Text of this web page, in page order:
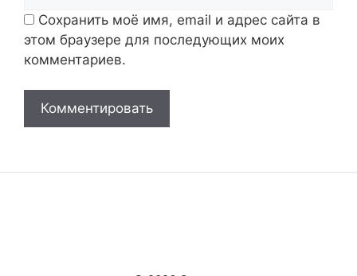
Сохранить моё имя, email и адрес сайта в
этом браузере для последующих моих
комментариев.